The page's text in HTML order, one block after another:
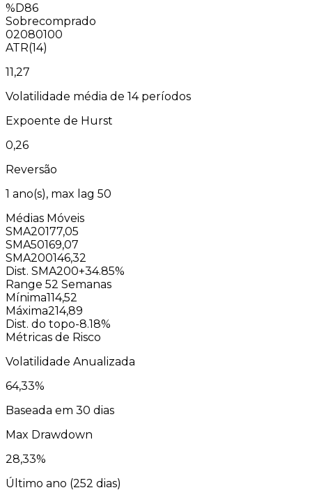
%D86
Sobrecomprado
02080100
ATR(14)
11,27
Volatilidade média de 14 períodos
Expoente de Hurst
0,26
Reversão
1 ano(s), max lag 50
Médias Móveis
SMA20177,05
SMA50169,07
SMA200146,32
Dist. SMA200+34.85%
Range 52 Semanas
Mínima114,52
Máxima214,89
Dist. do topo-8.18%
Métricas de Risco
Volatilidade Anualizada
64,33%
Baseada em 30 dias
Max Drawdown
28,33%
Último ano (252 dias)